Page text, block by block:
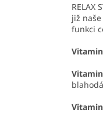
RELAX
již
funkci